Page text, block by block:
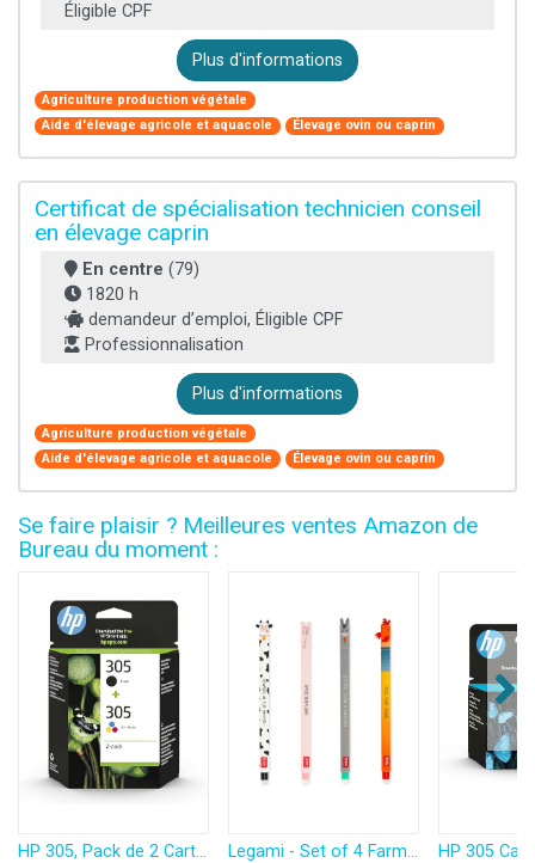
Éligible CPF
Plus d'informations
Agriculture production végétale
Aide d'élevage agricole et aquacole
Élevage ovin ou caprin
Certificat de spécialisation technicien conseil
en élevage caprin
En centre (79)
1820 h
demandeur d’emploi, Éligible CPF
Professionnalisation
Plus d'informations
Agriculture production végétale
Aide d'élevage agricole et aquacole
Élevage ovin ou caprin
Se faire plaisir ? Meilleures ventes Amazon de
Bureau du moment :
HP 305, Pack de 2 Cartouches d’Encre Originales, 6ZD17AE, Noir, Cyan, Jaune, Magenta
Legami - Set of 4 Farm Sweet Farm Erasable Gel Pens, Stylos à encre thermosensible effaçable, noir, rose, vert, rouge, efface sans consommer de feuille, pointe 0,7 mm